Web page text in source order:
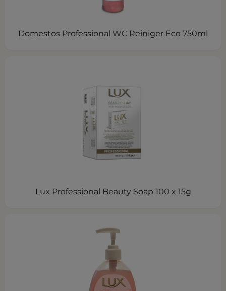
Domestos Professional WC Reiniger Eco 750ml
Lux Professional Beauty Soap 100 x 15g